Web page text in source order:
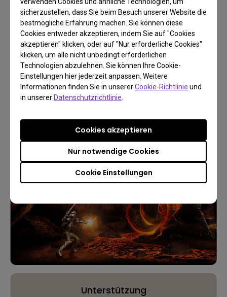
sicherzustellen, dass Sie beim Besuch unserer Website die
bestmögliche Erfahrung machen. Sie können diese
Cookies entweder akzeptieren, indem Sie auf "Cookies
akzeptieren" klicken, oder auf "Nur erforderliche Cookies"
klicken, um alle nicht unbedingt erforderlichen
Technologien abzulehnen. Sie können Ihre Cookie-
Einstellungen hier jederzeit anpassen. Weitere
Informationen finden Sie in unsererCookie-Richtlinie und
in unserer Datenschutzrichtlinie
Cookie Einstellungen
Nur notwendige Cookies
Cookies akzeptieren
Get lost in detail with
Best Gaming Projectors
Discover Now
Unterstützung